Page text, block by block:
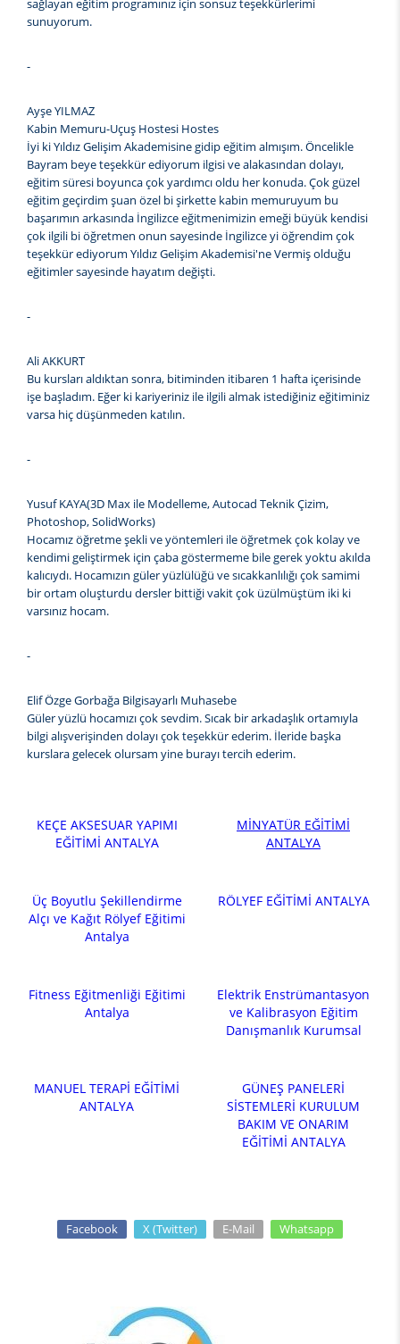
sağlayan eğitim programınız için sonsuz teşekkürlerimi
sunuyorum.
-
Ayşe YILMAZ
Kabin Memuru-Uçuş Hostesi Hostes
İyi ki Yıldız Gelişim Akademisine gidip eğitim almışım. Öncelikle
Bayram beye teşekkür ediyorum ilgisi ve alakasından dolayı,
eğitim süresi boyunca çok yardımcı oldu her konuda. Çok güzel
eğitim geçirdim şuan özel bi şirkette kabin memuruyum bu
başarımın arkasında İngilizce eğitmenimizin emeği büyük kendisi
çok ilgili bi öğretmen onun sayesinde İngilizce yi öğrendim çok
teşekkür ediyorum Yıldız Gelişim Akademisi'ne Vermiş olduğu
eğitimler sayesinde hayatım değişti.
-
Ali AKKURT
Bu kursları aldıktan sonra, bitiminden itibaren 1 hafta içerisinde
işe başladım. Eğer ki kariyeriniz ile ilgili almak istediğiniz eğitiminiz
varsa hiç düşünmeden katılın.
-
Yusuf KAYA(3D Max ile Modelleme, Autocad Teknik Çizim,
Photoshop, SolidWorks)
Hocamız öğretme şekli ve yöntemleri ile öğretmek çok kolay ve
kendimi geliştirmek için çaba göstermeme bile gerek yoktu akılda
kalıcıydı. Hocamızın güler yüzlülüğü ve sıcakkanlılığı çok samimi
bir ortam oluşturdu dersler bittiği vakit çok üzülmüştüm iki ki
varsınız hocam.
-
Elif Özge Gorbağa Bilgisayarlı Muhasebe
Güler yüzlü hocamızı çok sevdim. Sıcak bir arkadaşlık ortamıyla
bilgi alışverişinden dolayı çok teşekkür ederim. İleride başka
kurslara gelecek olursam yine burayı tercih ederim.
KEÇE AKSESUAR YAPIMI
EĞİTİMİ ANTALYA
MİNYATÜR EĞİTİMİ
ANTALYA
Üç Boyutlu Şekillendirme
Alçı ve Kağıt Rölyef Eğitimi
Antalya
RÖLYEF EĞİTİMİ ANTALYA
Fitness Eğitmenliği Eğitimi
Antalya
Elektrik Enstrümantasyon
ve Kalibrasyon Eğitim
Danışmanlık Kurumsal
MANUEL TERAPİ EĞİTİMİ
ANTALYA
GÜNEŞ PANELERİ
SİSTEMLERİ KURULUM
BAKIM VE ONARIM
EĞİTİMİ ANTALYA
Facebook X (Twitter) E-Mail Whatsapp